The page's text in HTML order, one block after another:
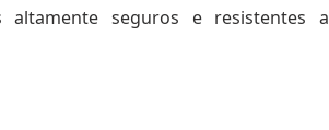
seguros e resistentes a